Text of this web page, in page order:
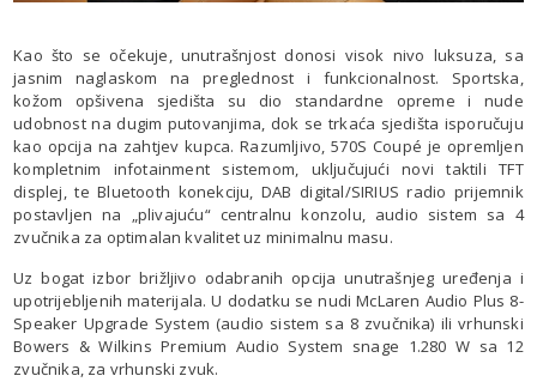
Kao što se očekuje, unutrašnjost donosi visok nivo luksuza, sa
jasnim naglaskom na preglednost i funkcionalnost. Sportska,
kožom opšivena sjedišta su dio standardne opreme i nude
udobnost na dugim putovanjima, dok se trkaća sjedišta isporučuju
kao opcija na zahtjev kupca. Razumljivo, 570S Coupé je opremljen
kompletnim infotainment sistemom, uključujući novi taktili TFT
displej, te Bluetooth konekciju, DAB digital/SIRIUS radio prijemnik
postavljen na „plivajuću“ centralnu konzolu, audio sistem sa 4
zvučnika za optimalan kvalitet uz minimalnu masu.
Uz bogat izbor brižljivo odabranih opcija unutrašnjeg uređenja i
upotrijebljenih materijala. U dodatku se nudi McLaren Audio Plus 8-
Speaker Upgrade System (audio sistem sa 8 zvučnika) ili vrhunski
Bowers & Wilkins Premium Audio System snage 1.280 W sa 12
zvučnika, za vrhunski zvuk.